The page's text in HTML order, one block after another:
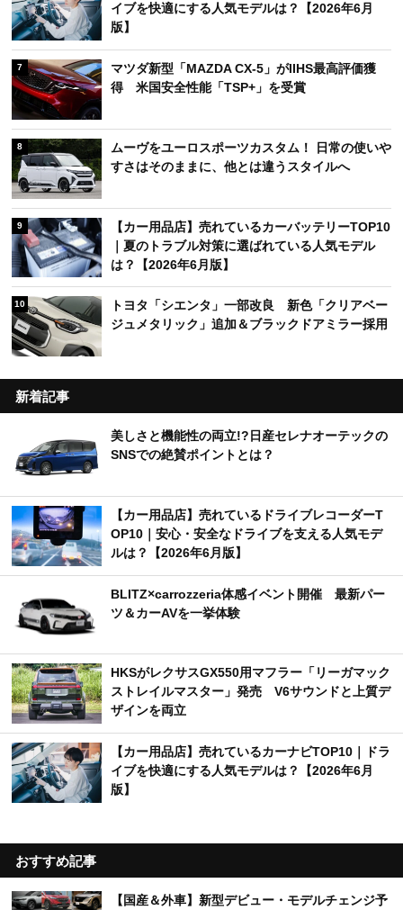
イブを快適にする人気モデルは？【2026年6月
版】
7
マツダ新型「MAZDA CX-5」がIIHS最高評価獲
得 米国安全性能「TSP+」を受賞
8
ムーヴをユーロスポーツカスタム！ 日常の使いや
すさはそのままに、他とは違うスタイルへ
9
【カー用品店】売れているカーバッテリーTOP10
｜夏のトラブル対策に選ばれている人気モデル
は？【2026年6月版】
10
トヨタ「シエンタ」一部改良 新色「クリアベー
ジュメタリック」追加＆ブラックドアミラー採用
新着記事
美しさと機能性の両立!?日産セレナオーテックの
SNSでの絶賛ポイントとは？
【カー用品店】売れているドライブレコーダーT
OP10｜安心・安全なドライブを支える人気モデ
ルは？【2026年6月版】
BLITZ×carrozzeria体感イベント開催 最新パー
ツ＆カーAVを一挙体験
HKSがレクサスGX550用マフラー「リーガマック
ストレイルマスター」発売 V6サウンドと上質デ
ザインを両立
【カー用品店】売れているカーナビTOP10｜ドラ
イブを快適にする人気モデルは？【2026年6月
版】
おすすめ記事
【国産＆外車】新型デビュー・モデルチェンジ予